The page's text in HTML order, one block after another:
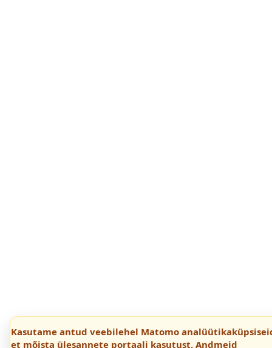
Kasutame antud veebilehel Matomo
et mõista ülesannete portaali kasutust. Andmeid